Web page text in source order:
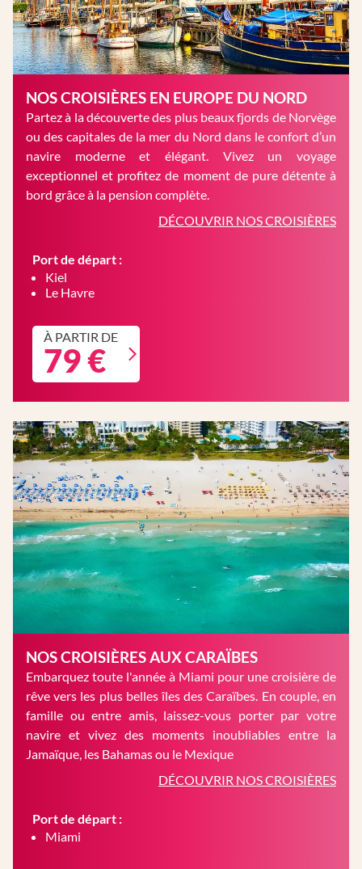
NOS CROISIÈRES EN EUROPE DU NORD
Partez à la découverte des plus beaux fjords de Norvège
ou des capitales de la mer du Nord dans le confort d’un
navire moderne et élégant. Vivez un voyage
exceptionnel et profitez de moment de pure détente à
bord grâce à la pension complète.
DÉCOUVRIR NOS CROISIÈRES
Port de départ :
Kiel
Le Havre
À PARTIR DE
79 €
NOS CROISIÈRES AUX CARAÏBES
Embarquez toute l'année à Miami pour une croisière de
rêve vers les plus belles îles des Caraïbes. En couple, en
famille ou entre amis, laissez-vous porter par votre
navire et vivez des moments inoubliables entre la
Jamaïque, les Bahamas ou le Mexique
DÉCOUVRIR NOS CROISIÈRES
Port de départ :
Miami